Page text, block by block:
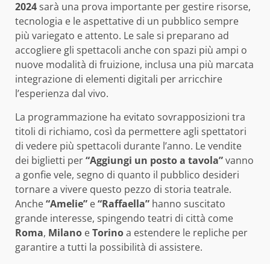
2024sarà una prova importante per gestire risorse,
tecnologia e le aspettative di un pubblico sempre
più variegato e attento. Le sale si preparano ad
accogliere gli spettacoli anche con spazi più ampi o
nuove modalità di fruizione, inclusa una più marcata
integrazione di elementi digitali per arricchire
l’esperienza dal vivo.
La programmazione ha evitato sovrapposizioni tra
titoli di richiamo, così da permettere agli spettatori
di vedere più spettacoli durante l’anno. Le vendite
dei biglietti per“Aggiungi un posto a tavola”vanno
a gonfie vele, segno di quanto il pubblico desideri
tornare a vivere questo pezzo di storia teatrale.
Anche“Amelie” e“Raffaella” hanno suscitato
grande interesse, spingendo teatri di città come
Roma, Milano eTorinoa estendere le repliche per
garantire a tutti la possibilità di assistere.